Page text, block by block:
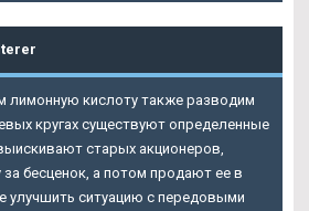
лимонную кислоту также разводим
кругах существуют определенные
старых акционеров,
за бесценок, а потом продают ее в
улучшить ситуацию с передовыми